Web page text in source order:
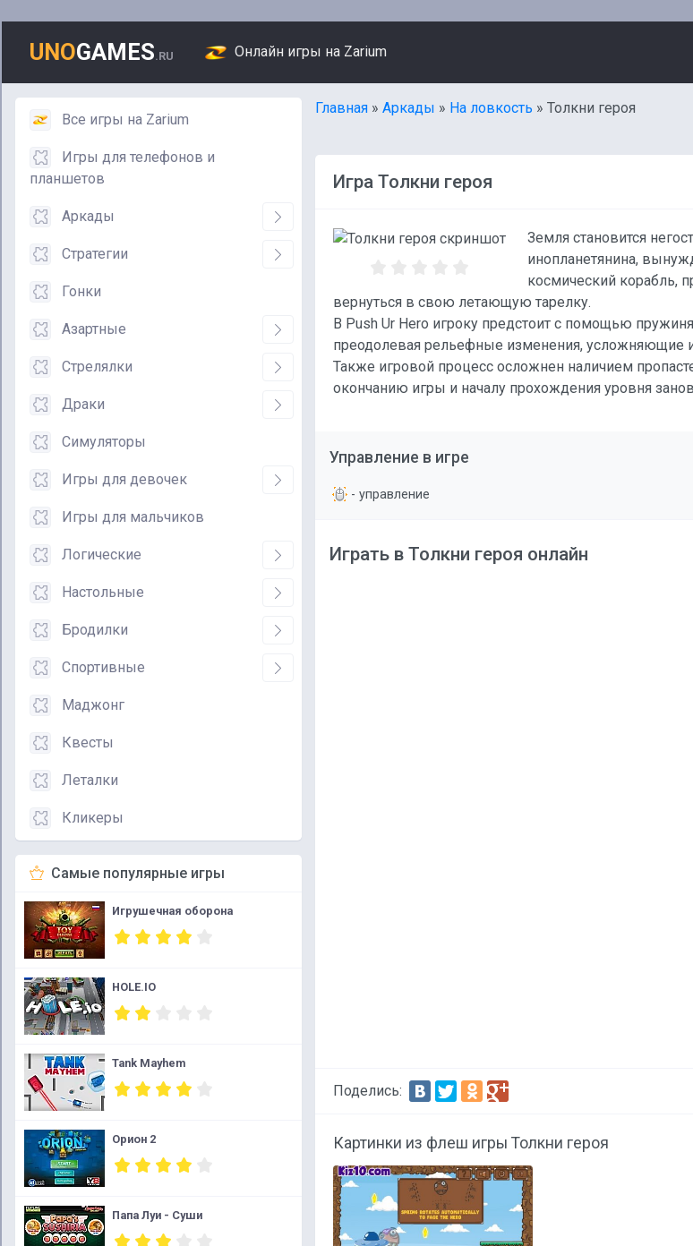
UNOGAMES.RU Онлайн игры на Zarium
Все игры на Zarium
Игры для телефонов и
планшетов
Аркады
Стратегии
Гонки
Азартные
Стрелялки
Драки
Симуляторы
Игры для девочек
Игры для мальчиков
Логические
Настольные
Бродилки
Спортивные
Маджонг
Квесты
Леталки
Кликеры
Самые популярные игры
Игрушечная оборона
HOLE.IO
Tank Mayhem
Орион 2
Папа Луи - Суши
Главная » Аркады » На ловкость » Толкни героя
Игра Толкни героя
Земля становится
инопланетянина,
космический корабль,
вернуться в свою летающую тарелку.
В Push Ur Hero игроку предстоит с помощью
преодолевая рельефные изменения, усложняющие
Также игровой процесс осложнен наличием
окончанию игры и началу прохождения уровня
Управление в игре
- управление
Играть в Толкни героя онлайн
Поделись:
Картинки из флеш игры Толкни героя